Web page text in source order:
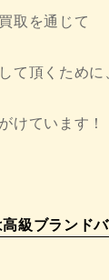
取を通じて
て頂くために
けています！
級ブランド